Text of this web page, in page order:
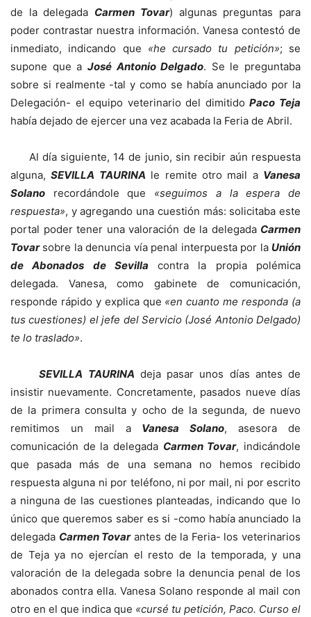
de la delegada Carmen Tovar) algunas preguntas para
poder contrastar nuestra información. Vanesa contestó de
inmediato, indicando que «he cursado tu petición»; se
supone que a José Antonio Delgado. Se le preguntaba
sobre si realmente -tal y como se había anunciado por la
Delegación- el equipo veterinario del dimitidoPaco Teja
había dejado de ejercer una vez acabada la Feria de Abril.
Al día siguiente, 14 de junio, sin recibir aún respuesta
alguna,SEVILLA TAURINA le remite otro mail a Vanesa
Solano recordándole que «seguimos a la espera de
respuesta», y agregando una cuestión más: solicitaba este
portal poder tener una valoración de la delegada Carmen
Tovarsobre la denuncia vía penal interpuesta por la Unión
de Abonados de Sevilla contra la propia polémica
delegada. Vanesa, como gabinete de comunicación,
responde rápido y explica que «en cuanto me responda (a
tus cuestiones) el jefe del Servicio (José Antonio Delgado)
te lo traslado».
SEVILLA TAURINA deja pasar unos días antes de
insistir nuevamente. Concretamente, pasados nueve días
de la primera consulta y ocho de la segunda, de nuevo
remitimos un mail a Vanesa Solano, asesora de
comunicación de la delegada Carmen Tovar, indicándole
que pasada más de una semana no hemos recibido
respuesta alguna ni por teléfono, ni por mail, ni por escrito
a ninguna de las cuestiones planteadas, indicando que lo
único que queremos saber es si -como había anunciado la
delegada Carmen Tovarantes de la Feria- los veterinarios
de Teja ya no ejercían el resto de la temporada, y una
valoración de la delegada sobre la denuncia penal de los
abonados contra ella. Vanesa Solano responde al mail con
otro en el que indica que «cursé tu petición, Paco. Curso el